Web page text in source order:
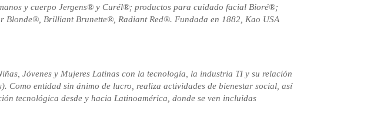
y cuerpo Jergens® y Curél®; productos para cuidado facial Bioré®;
Brilliant Brunette®, Radiant Red®. Fundada en 1882, Kao USA
Jóvenes y Mujeres Latinas con la tecnología, la industria TI y su relación
Como entidad sin ánimo de lucro, realiza actividades de bienestar social, así
tecnológica desde y hacia Latinoamérica, donde se ven incluidas